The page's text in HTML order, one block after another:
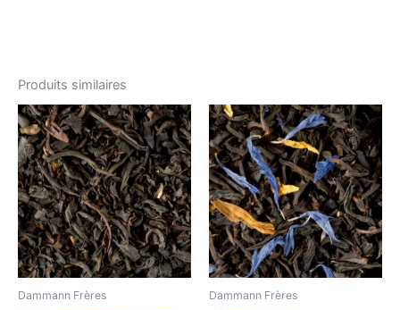
Produits similaires
Dammann Frères Dammann Frères